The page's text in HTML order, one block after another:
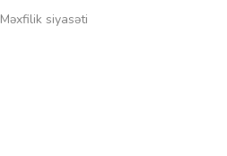
Məxfilik siyasəti